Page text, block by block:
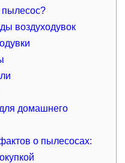
пылесос?
воздуходувок
домашнего
о пылесосах: